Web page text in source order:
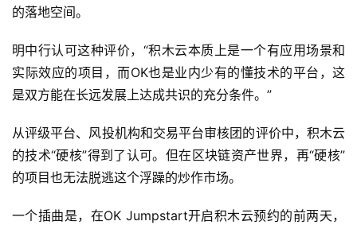
的落地空间。
明中行认可这种评价，“积木云本质上是一个有应用场景和
实际效应的项目，而OK也是业内少有的懂技术的平台，这
是双方能在长远发展上达成共识的充分条件。”
从评级平台、风投机构和交易平台审核团的评价中，积木云
的技术“硬核”得到了认可。但在区块链资产世界，再“硬核”
的项目也无法脱逃这个浮躁的炒作市场。
一个插曲是，在OK Jumpstart开启积木云预约的前两天，